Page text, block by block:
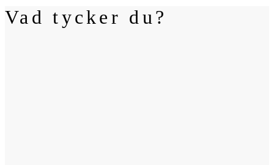
Vad tycker du?